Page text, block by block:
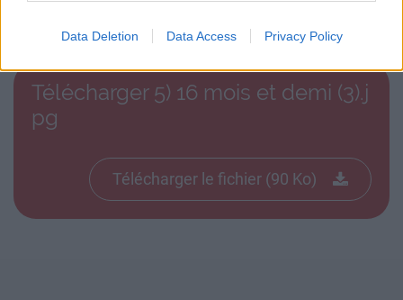
Data Deletion Data Access Privacy Policy
Télécharger 5) 16 mois et demi (3).j
pg
Télécharger le fichier (90 Ko)